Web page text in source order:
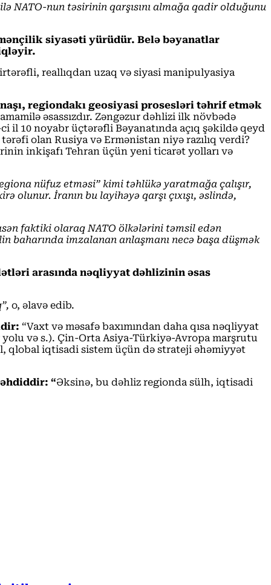
NATO-nun təsirinin qarşısını almağa qadir olduğunu
siyasəti yürüdür. Belə bəyanatlar
reallıqdan uzaq və siyasi manipulyasiya
regiondakı geosiyasi prosesləri təhrif etmək
əsassızdır. Zəngəzur dəhlizi ilk növbədə
il 10 noyabr üçtərəfli Bəyanatında açıq şəkildə qeyd
olan Rusiya və Ermənistan niyə razılıq verdi?
inkişafı Tehran üçün yeni ticarət yolları və
nüfuz etməsi” kimi təhlükə yaratmağa çalışır,
İranın bu layihəyə qarşı çıxışı, əslində,
faktiki olaraq NATO ölkələrini təmsil edən
baharında imzalanan anlaşmanı necə başa düşmək
arasında nəqliyyat dəhlizinin əsas
o, əlavə edib.
“Vaxt və məsafə baxımından daha qısa nəqliyyat
və s.). Çin-Orta Asiya-Türkiyə-Avropa marşrutu
qlobal iqtisadi sistem üçün də strateji əhəmiyyət
“Əksinə, bu dəhliz regionda sülh, iqtisadi